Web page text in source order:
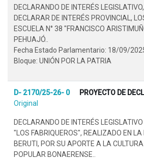
DECLARANDO DE INTERÉS
DECLARAR DE INTERÉS PROVINCIAL,
ESCUELA N° 38 "FRANCISCO
PEHUAJÓ..
Fecha Estado Parlamentario: 18/09/
Bloque: UNIÓN POR LA PATRIA
D- 2170/25-26- 0 PROYECTO DE
Original
DECLARANDO DE INTERÉS LEGISLATIVO
"LOS FABRIQUEROS", REALIZADO EN LA
BERUTI, POR SU APORTE A LA
POPULAR BONAERENSE..